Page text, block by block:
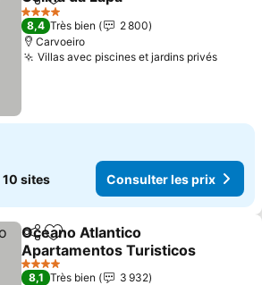
PartagerAjouter à mes favoris
4 Étoiles
8,4 Très bien
2 800
Carvoeiro
Villas avec piscines et jardins privés
10 sites Consulter les prix
PartagerAjouter à mes favoris
Oceano Atlantico
Apartamentos Turisticos
Consulter les prix
4 Étoiles
8,1 Très bien
3 932